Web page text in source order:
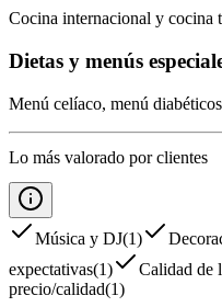
Cocina internacional y cocina
Dietas y menús
Menú celíaco, menú
Lo más valorado por clientes
Música y DJ(1)
expectativas(1) Calidad de
precio/calidad(1)